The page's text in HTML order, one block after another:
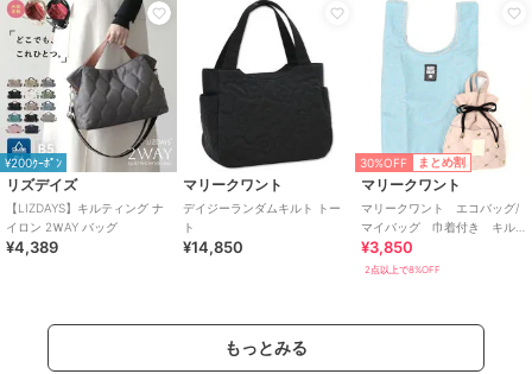
¥200ｸｰﾎﾟﾝ
リズデイズ
【LIZDAYS】キルティング ナ
イロン 2ＷAY バッグ
¥4,389
マリークワント
デイジーランダムキルト トー
ト
¥14,850
30%OFF まとめ割
マリークワント
マリークワント エコバッグ/
マイバッグ 巾着付き キル
ティング柄
¥3,850
2点以上で8%OFF
もっとみる